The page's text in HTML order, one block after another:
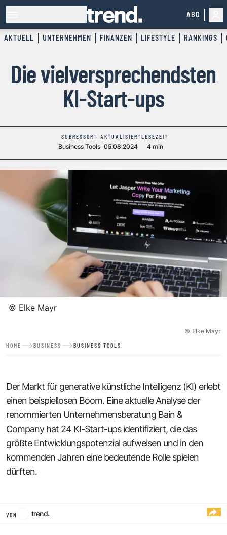
ABO
AKTUELL UNTERNEHMEN FINANZEN LIFESTYLE RANKINGS
Die vielversprechendsten
KI-Start-ups
SUBRESSORT
Business Tools
AKTUALISIERT
05.08.2024
LESEZEIT
4 min
© Elke Mayr
© Elke Mayr
HOME BUSINESS BUSINESS TOOLS
Der Markt für generativekünstliche Intelligenz (KI) erlebt
einen beispiellosen Boom. Eine aktuelle Analyse der
renommierten Unternehmensberatung Bain &
Company hat 24 KI-Start-ups identifiziert, die das
größte Entwicklungspotenzial aufweisen und in den
kommenden Jahren eine bedeutende Rolle spielen
dürften.
VON trend.